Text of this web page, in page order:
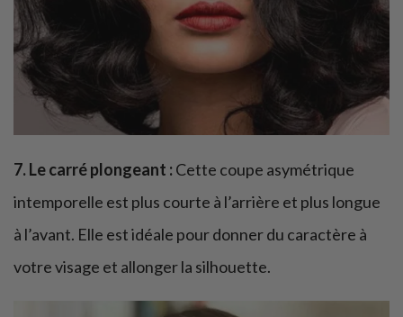
7. Le carré plongeant :Cette coupe asymétrique
intemporelle est plus courte à l’arrière et plus longue
à l’avant. Elle est idéale pour donner du caractère à
votre visage et allonger la silhouette.